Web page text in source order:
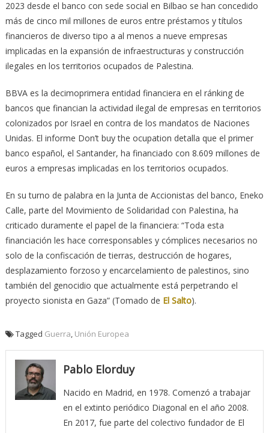
2023 desde el banco con sede social en Bilbao se han concedido
más de cinco mil millones de euros entre préstamos y títulos
financieros de diverso tipo a al menos a nueve empresas
implicadas en la expansión de infraestructuras y construcción
ilegales en los territorios ocupados de Palestina.
BBVA es la decimoprimera entidad financiera en el ránking de
bancos que financian la actividad ilegal de empresas en territorios
colonizados por Israel en contra de los mandatos de Naciones
Unidas. El informe Don’t buy the ocupation detalla que el primer
banco español, el Santander, ha financiado con 8.609 millones de
euros a empresas implicadas en los territorios ocupados.
En su turno de palabra en la Junta de Accionistas del banco, Eneko
Calle, parte del Movimiento de Solidaridad con Palestina, ha
criticado duramente el papel de la financiera: “Toda esta
financiación les hace corresponsables y cómplices necesarios no
solo de la confiscación de tierras, destrucción de hogares,
desplazamiento forzoso y encarcelamiento de palestinos, sino
también del genocidio que actualmente está perpetrando el
proyecto sionista en Gaza” (Tomado de El Salto).
Tagged Guerra Unión Europea
Pablo Elorduy
Nacido en Madrid, en 1978. Comenzó a trabajar
en el extinto periódico Diagonal en el año 2008.
En 2017, fue parte del colectivo fundador de El